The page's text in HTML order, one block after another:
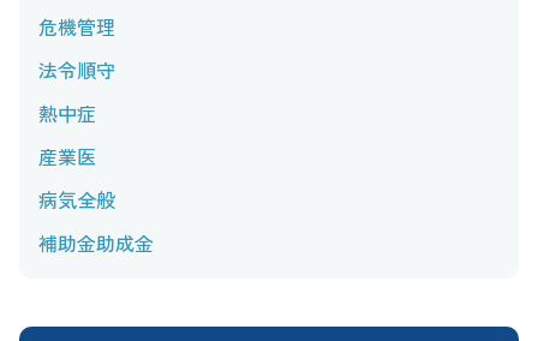
危機管理
法令順守
熱中症
産業医
病気全般
補助金助成金